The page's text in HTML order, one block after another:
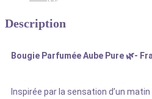
Description
Bougie Parfumée Aube Pure 🌿-
Inspirée par la sensation d’un